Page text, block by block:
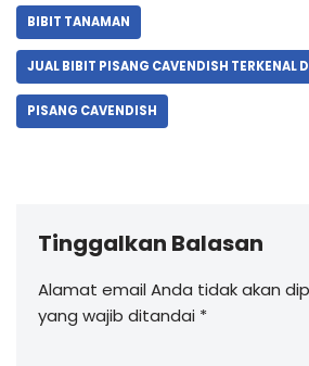
BIBIT TANAMAN
JUAL BIBIT PISANG CAVENDISH TERKENAL
PISANG CAVENDISH
Tinggalkan Balasan
Alamat email Anda tidak akan
yang wajib ditandai *